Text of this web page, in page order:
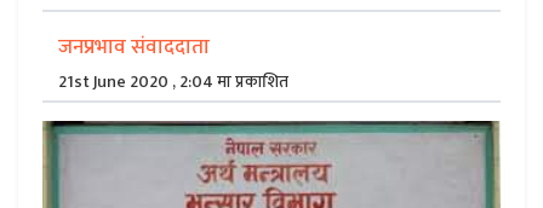
जनप्रभाव संवाददाता
21st June 2020 , 2:04 मा प्रकाशित